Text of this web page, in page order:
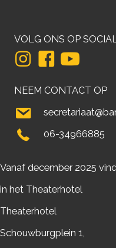
VOLG ONS OP
NEEM CONTACT OP
06-34966885
Vanaf december 2025
in het Theaterhotel
Theaterhotel
Schouwburgplein 1,